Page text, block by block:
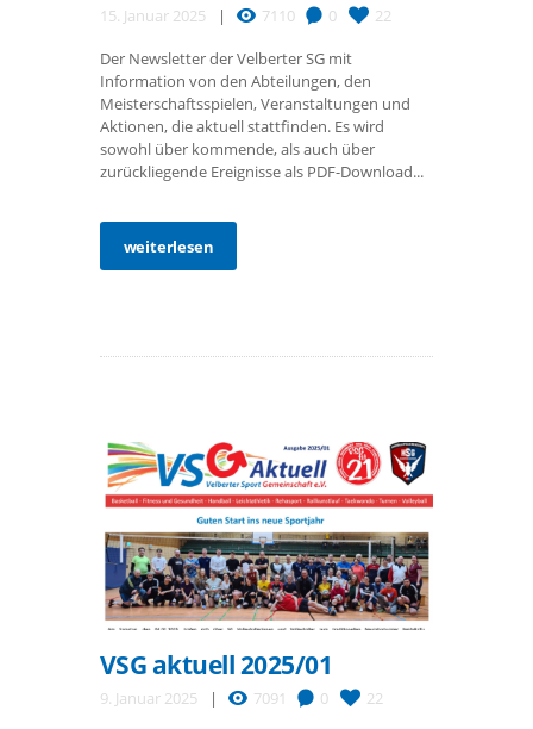
15. Januar 2025 7110 0 22
Der Newsletter der Velberter SG mit
Information von den Abteilungen, den
Meisterschaftsspielen, Veranstaltungen und
Aktionen, die aktuell stattfinden. Es wird
sowohl über kommende, als auch über
zurückliegende Ereignisse als PDF-Download...
weiterlesen
VSG aktuell 2025/01
9. Januar 2025 7091 0 22